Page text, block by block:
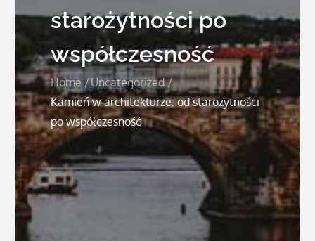
starożytności po
współczesność
Home
Uncategorized
Kamień w architekturze: od starożytności
po współczesność